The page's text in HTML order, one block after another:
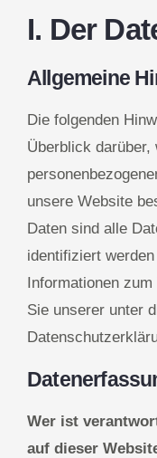
I. Der
Allgemeine
Die folgenden
Überblick darüber,
unsere Website
Daten sind alle
identifiziert
Informationen
Sie unserer unter
Wer ist
auf dieser